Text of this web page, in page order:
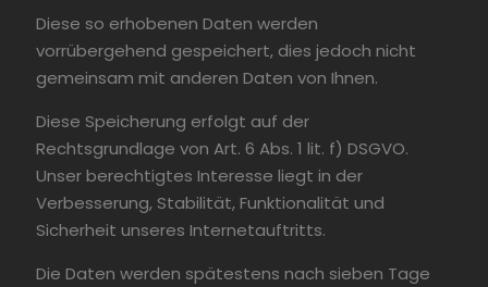
Diese so erhobenen Daten werden
vorrübergehend gespeichert, dies jedoch nicht
gemeinsam mit anderen Daten von Ihnen.
Diese Speicherung erfolgt auf der
Rechtsgrundlage von Art. 6 Abs. 1 lit. f) DSGVO.
Unser berechtigtes Interesse liegt in der
Verbesserung, Stabilität, Funktionalität und
Sicherheit unseres Internetauftritts.
Die Daten werden spätestens nach sieben Tage